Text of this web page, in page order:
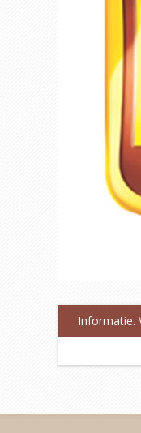
Informatie.